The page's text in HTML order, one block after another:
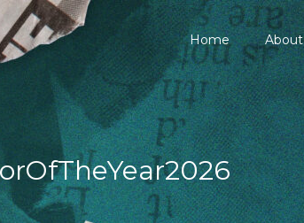
Home About